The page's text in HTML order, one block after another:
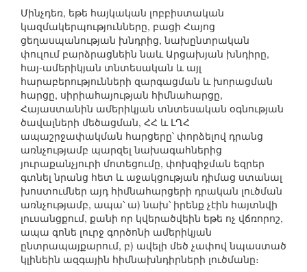
Մինչդեռ, եթե հայկական լոբբիստական
կազմակերպությունները, բացի Հայոց
ցեղասպանության խնդրից, նախընտրական
փուլում բարձրացնեին նաև Արցախյան խնդիրը,
հայ-ամերիկյան տնտեսական և այլ
հարաբերությունների զարգացման և խորացման
հարցը, սիրիահայության հիմնահարցը,
Հայաստանին ամերիկյան տնտեսական օգնության
ծավալների մեծացման, ՀՀ և ԼՂՀ
ապաշրջափակման հարցերը՝ փորձելով դրանց
առնչությամբ պարզել նախագահներից
յուրաքանչյուրի մոտեցումը, փոխզիջման եզրեր
գտնել նրանց հետ և աջակցության դիմաց ստանալ
խոստումներ այդ հիմնահարցերի դրական լուծման
առնչությամբ, ապա՝ ա) նախ՝ իրենք չէին հայտնվի
լուսանցքում, քանի որ կվերածվեին եթե ոչ վճռորոշ,
ապա գոնե լուրջ գործոնի ամերիկյան
ընտրապայքարում, բ) ավելի մեծ չափով նպաստած
կլինեին ազգային հիմնախնդիրների լուծմանը։